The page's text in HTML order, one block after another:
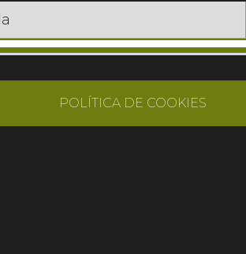
POLÍTICA DE COOKIES